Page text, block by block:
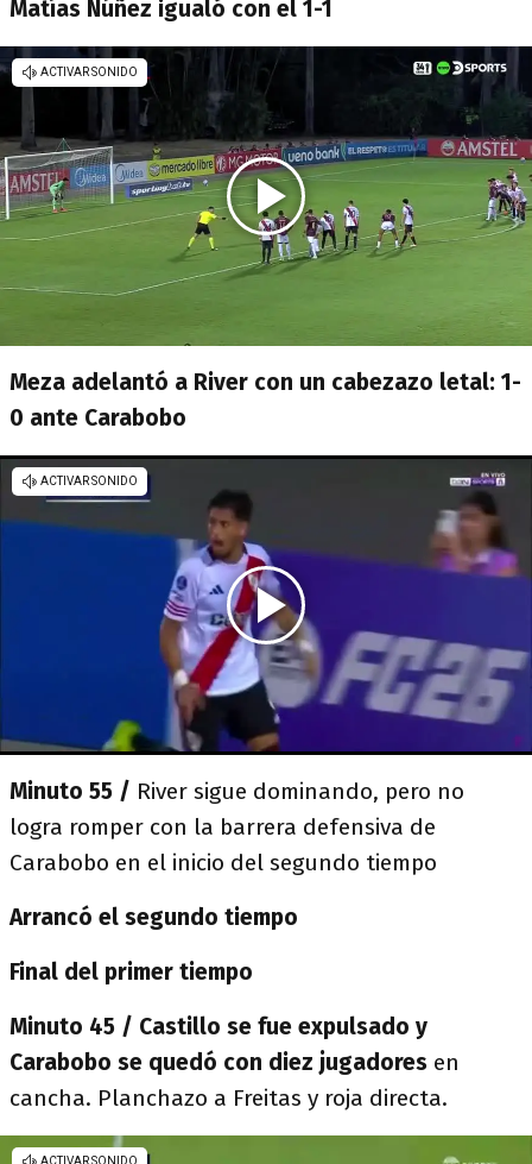
Matías Núñez igualó con el 1-1
Meza adelantó a River con un cabezazo letal: 1-
0 ante Carabobo
Minuto 55 / River sigue dominando, pero no
logra romper con la barrera defensiva de
Carabobo en el inicio del segundo tiempo
Arrancó el segundo tiempo
Final del primer tiempo
Minuto 45 / Castillo se fue expulsado y
Carabobo se quedó con diez jugadores en
cancha. Planchazo a Freitas y roja directa.